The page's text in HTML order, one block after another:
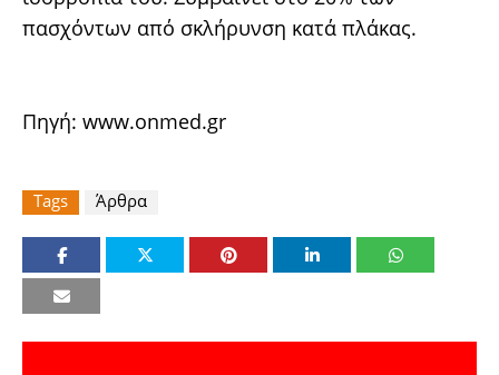
πασχόντων από σκλήρυνση κατά πλάκας.
Πηγή: www.onmed.gr
Tags Άρθρα